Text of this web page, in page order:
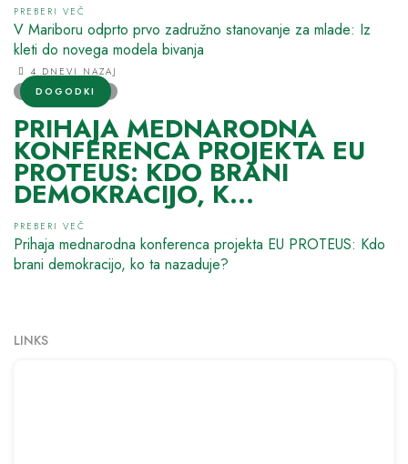
PREBERI VEČ
V Mariboru odprto prvo zadružno stanovanje za mlade: Iz
kleti do novega modela bivanja
4 DNEVI NAZAJ
DOGODKI
PRIHAJA MEDNARODNA
KONFERENCA PROJEKTA EU
PROTEUS: KDO BRANI
DEMOKRACIJO, K...
PREBERI VEČ
Prihaja mednarodna konferenca projekta EU PROTEUS: Kdo
brani demokracijo, ko ta nazaduje?
LINKS